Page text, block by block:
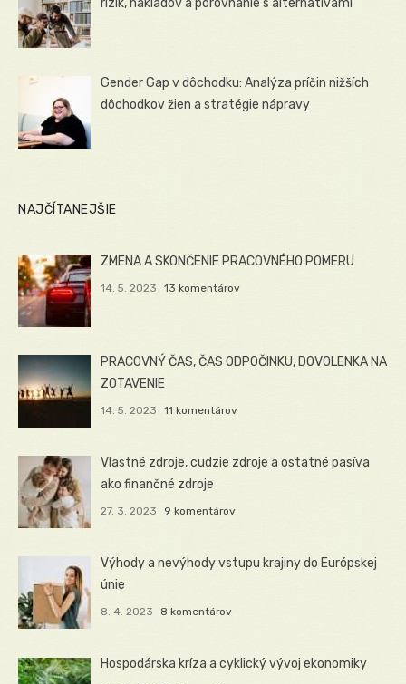
rizík, nákladov a porovnanie s alternatívami
Gender Gap v dôchodku: Analýza príčin nižších
dôchodkov žien a stratégie nápravy
NAJČÍTANEJŠIE
ZMENA A SKONČENIE PRACOVNÉHO POMERU
14. 5. 2023 13 komentárov
PRACOVNÝ ČAS, ČAS ODPOČINKU, DOVOLENKA NA
ZOTAVENIE
14. 5. 2023 11 komentárov
Vlastné zdroje, cudzie zdroje a ostatné pasíva
ako finančné zdroje
27. 3. 2023 9 komentárov
Výhody a nevýhody vstupu krajiny do Európskej
únie
8. 4. 2023 8 komentárov
Hospodárska kríza a cyklický vývoj ekonomiky